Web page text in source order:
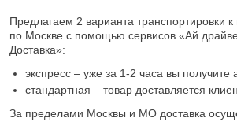
Предлагаем 2 варианта транспортировки к
по Москве с помощью сервисов «Ай
Доставка»:
экспресс – уже за 1-2 часа вы получите
стандартная – товар доставляется
За пределами Москвы и МО доставка